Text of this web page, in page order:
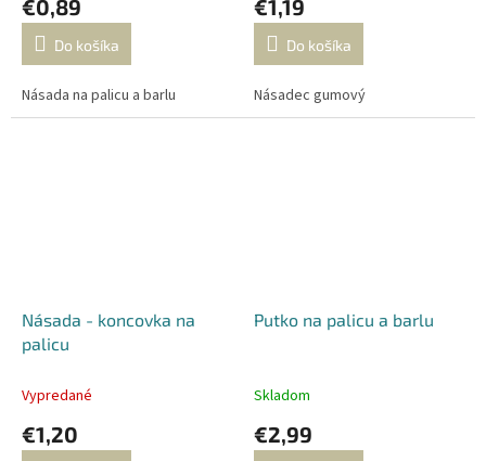
€0,89
Do košíka
Násada na palicu a barlu
€1,19
Do košíka
Násadec gumový
Násada - koncovka na
palicu
Vypredané
€1,20
Putko na palicu a barlu
Skladom
€2,99